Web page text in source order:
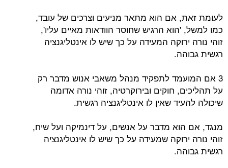
לעומת זאת, אם הוא מתאר מניעים וצרכים של עובד,
כמו למשל, 'הוא הרגיש שחוסר הוודאות מאיים עליו',
זוהי נורה ירוקה המעידה על כך שיש לו אינטליגנציה
רגשית גבוהה.
3 אם המועמד לתפקיד מנהל משאבי אנוש מדבר רק
על תהליכים, חוקים ובירוקרטיה, זוהי נורה אדומה
שיכולה להעיד שאין לו אינטליגנציה רגשית.
מנגד, אם הוא מדבר על אנשים, על דינמיקה ועל שיח,
זוהי נורה ירוקה שמעידה על כך שיש לו אינטליגנציה
רגשית גבוהה.